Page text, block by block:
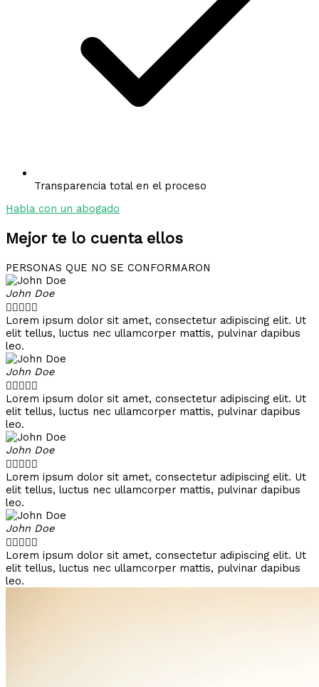
Transparencia total en el proceso
Habla con un abogado
Mejor te lo cuenta ellos
PERSONAS QUE NO SE CONFORMARON
John Doe

Lorem ipsum dolor sit amet, consectetur adipiscing elit. Ut
elit tellus, luctus nec ullamcorper mattis, pulvinar dapibus
leo.
John Doe

Lorem ipsum dolor sit amet, consectetur adipiscing elit. Ut
elit tellus, luctus nec ullamcorper mattis, pulvinar dapibus
leo.
John Doe

Lorem ipsum dolor sit amet, consectetur adipiscing elit. Ut
elit tellus, luctus nec ullamcorper mattis, pulvinar dapibus
leo.
John Doe

Lorem ipsum dolor sit amet, consectetur adipiscing elit. Ut
elit tellus, luctus nec ullamcorper mattis, pulvinar dapibus
leo.